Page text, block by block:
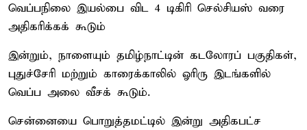
வெப்பநிலை இயல்பை விட 4 டிகிரி செல்சியஸ் வரை
அதிகரிக்கக் கூடும்
இன்றும், நாளையும் தமிழ்நாட்டின் கடலோரப் பகுதிகள்,
புதுச்சேரி மற்றும் காரைக்காலில் ஓரிரு இடங்களில்
வெப்ப அலை வீசக் கூடும்.
சென்னையை பொறுத்தமட்டில் இன்று அதிகபட்ச